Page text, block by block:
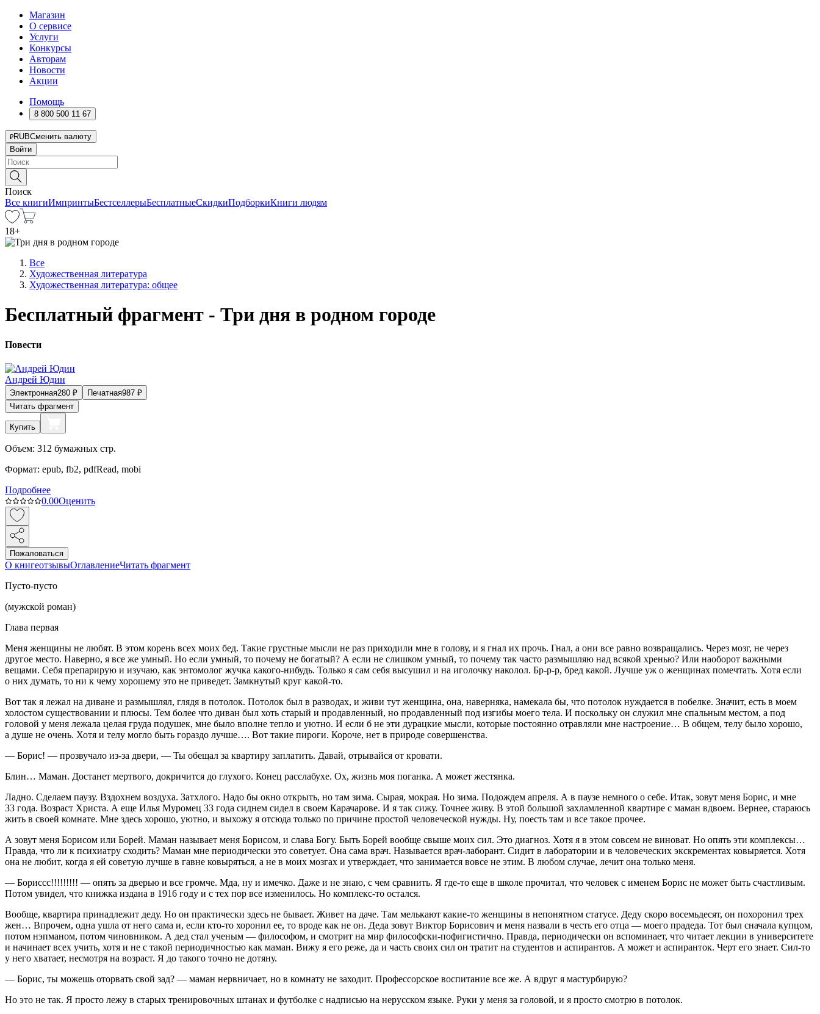
Магазин
О сервисе
Услуги
Конкурсы
Авторам
Новости
Акции
Помощь
8 800 500 11 67
RUBСменить валюту
Войти
Поиск
Все книгиИмпринтыБестселлерыБесплатныеСкидкиПодборкиКниги людям
18+
Все
Художественная литература
Художественная литература: общее
Бесплатный фрагмент - Три дня в родном городе
Повести
Андрей Юдин
Электронная280 ₽ Печатная987 ₽
Читать фрагмент
Купить
Объем: 312 бумажных стр.
Формат: epub, fb2, pdfRead, mobi
Подробнее
0.00Оценить
Пожаловаться
О книгеотзывыОглавлениеЧитать фрагмент
Пусто-пусто
(мужской роман)
Глава первая
Меня женщины не любят. В этом корень всех моих бед. Такие грустные мысли не раз приходили мне в голову, и я гнал их прочь. Гнал, а они все равно возвращались. Через мозг, не через
другое место. Наверно, я все же умный. Но если умный, то почему не богатый? А если не слишком умный, то почему так часто размышляю над всякой хренью? Или наоборот важными
вещами. Себя препарирую и изучаю, как энтомолог жучка какого-нибудь. Только я сам себя высушил и на иголочку наколол. Бр-р-р, бред какой. Лучше уж о женщинах помечтать. Хотя если
о них думать, то ни к чему хорошему это не приведет. Замкнутый круг какой-то.
Вот так я лежал на диване и размышлял, глядя в потолок. Потолок был в разводах, и живи тут женщина, она, наверняка, намекала бы, что потолок нуждается в побелке. Значит, есть в моем
холостом существовании и плюсы. Тем более что диван был хоть старый и продавленный, но продавленный под изгибы моего тела. И поскольку он служил мне спальным местом, а под
головой у меня лежала целая груда подушек, мне было вполне тепло и уютно. И если б не эти дурацкие мысли, которые постоянно отравляли мне настроение… В общем, телу было хорошо,
а душе не очень. Хотя и телу могло быть гораздо лучше…. Вот такие пироги. Короче, нет в природе совершенства.
— Борис! — прозвучало из-за двери, — Ты обещал за квартиру заплатить. Давай, отрывайся от кровати.
Блин… Маман. Достанет мертвого, докричится до глухого. Конец расслабухе. Ох, жизнь моя поганка. А может жестянка.
Ладно. Сделаем паузу. Вздохнем воздуха. Затхлого. Надо бы окно открыть, но там зима. Сырая, мокрая. Но зима. Подождем апреля. А в паузе немного о себе. Итак, зовут меня Борис, и мне
33 года. Возраст Христа. А еще Илья Муромец 33 года сиднем сидел в своем Карачарове. И я так сижу. Точнее живу. В этой большой захламленной квартире с маман вдвоем. Вернее, стараюсь
жить в своей комнате. Мне здесь хорошо, уютно, и выхожу я отсюда только по причине простой человеческой нужды. Ну, поесть там и все такое прочее.
А зовут меня Борисом или Борей. Маман называет меня Борисом, и слава Богу. Быть Борей вообще свыше моих сил. Это диагноз. Хотя я в этом совсем не виноват. Но опять эти комплексы…
Правда, что ли к психиатру сходить? Маман мне периодически это советует. Она сама врач. Называется врач-лаборант. Сидит в лаборатории и в человеческих экскрементах ковыряется. Хотя
она не любит, когда я ей советую лучше в гавне ковыряться, а не в моих мозгах и утверждает, что занимается вовсе не этим. В любом случае, лечит она только меня.
— Бориссс!!!!!!!!! — опять за дверью и все громче. Мда, ну и имечко. Даже и не знаю, с чем сравнить. Я где-то еще в школе прочитал, что человек с именем Борис не может быть счастливым.
Потом увидел, что книжка издана в 1916 году и с тех пор все изменилось. Но комплекс-то остался.
Вообще, квартира принадлежит деду. Но он практически здесь не бывает. Живет на даче. Там мелькают какие-то женщины в непонятном статусе. Деду скоро восемьдесят, он похоронил трех
жен… Впрочем, одна ушла от него сама и, если кто-то хоронил ее, то вроде как не он. Деда зовут Виктор Борисович и меня назвали в честь его отца — моего прадеда. Тот был сначала купцом,
потом нэпманом, потом чиновником. А дед стал ученым — философом, и смотрит на мир философски-пофигистично. Правда, периодически он вспоминает, что читает лекции в университете
и начинает всех учить, хотя и не с такой периодичностью как маман. Вижу я его реже, да и часть своих сил он тратит на студентов и аспирантов. А может и аспиранток. Черт его знает. Сил-то
у него хватает, несмотря на возраст. Я до такого точно не дотяну.
— Борис, ты можешь оторвать свой зад? — маман нервничает, но в комнату не заходит. Профессорское воспитание все же. А вдруг я мастурбирую?
Но это не так. Я просто лежу в старых тренировочных штанах и футболке с надписью на нерусском языке. Руки у меня за головой, и я просто смотрю в потолок.